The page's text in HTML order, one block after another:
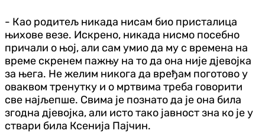
- Као родитељ никада нисам био присталица
њихове везе. Искрено, никада нисмо посебно
причали о њој, али сам умио да му с времена на
време скренем пажњу на то да она није дјевојка
за њега. Не желим никога да вређам поготово у
оваквом тренутку и о мртвима треба говорити
све најљепше. Свима је познато да је она била
згодна дјевојка, али исто тако јавност зна ко је у
ствари била Ксенија Пајчин.